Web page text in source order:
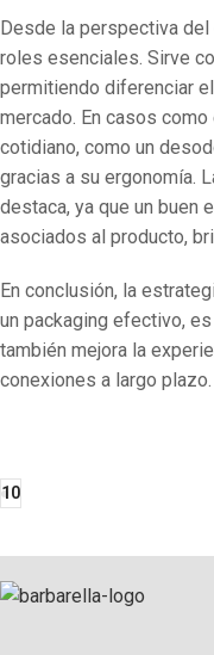
Desde la perspectiva
roles esenciales. Sirve
permitiendo diferenciar
mercado. En casos
cotidiano, como un
gracias a su ergonomía.
destaca, ya que un buen
asociados al producto,
En conclusión, la
un packaging efectivo,
también mejora la
conexiones a largo plazo.
10